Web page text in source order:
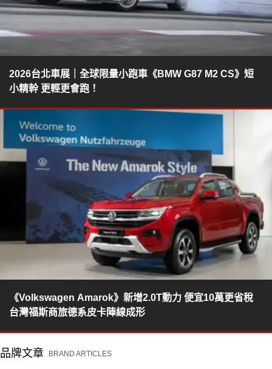
2026台北車展｜全球限量小跑車《BMW G87 M2 CS》短
小精幹 更輕更會跑！
《Volkswagen Amarok》新增2.0T動力 便宜10萬更省稅
台灣福斯商旅德系皮卡陣線成形
品牌文章 BRAND ARTICLES